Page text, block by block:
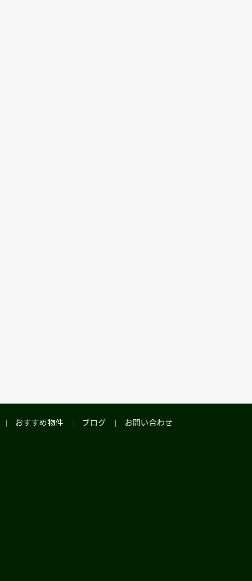
おすすめ物件 ブログ お問い合わせ